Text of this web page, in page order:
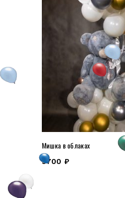
Мишка в облаках
5700 ₽